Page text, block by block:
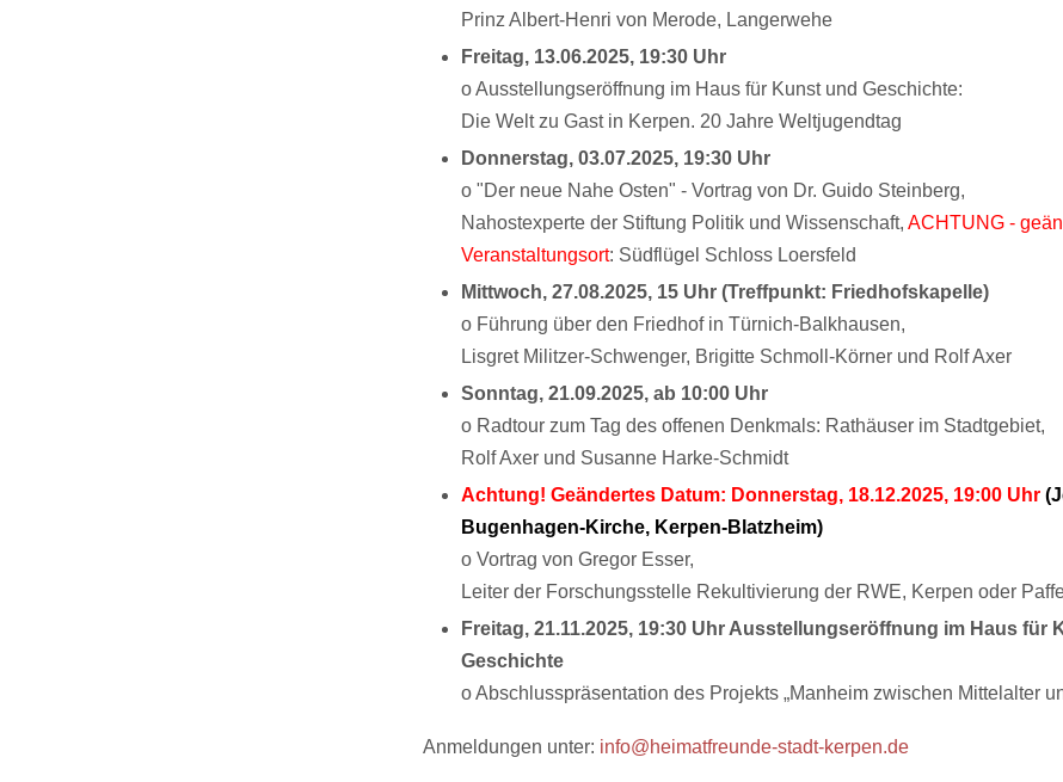
Prinz Albert-Henri von Merode, Langerwehe
Freitag, 13.06.2025, 19:30 Uhr
o Ausstellungseröffnung im Haus für Kunst und Geschichte:
Die Welt zu Gast in Kerpen. 20 Jahre Weltjugendtag
Donnerstag, 03.07.2025, 19:30 Uhr
o "Der neue Nahe Osten" - Vortrag von Dr. Guido Steinberg,
Nahostexperte der Stiftung Politik und Wissenschaft, ACHTUNG -
Veranstaltungsort: Südflügel Schloss Loersfeld
Mittwoch, 27.08.2025, 15 Uhr (Treffpunkt: Friedhofskapelle)
o Führung über den Friedhof in Türnich-Balkhausen,
Lisgret Militzer-Schwenger, Brigitte Schmoll-Körner und Rolf Axer
Sonntag, 21.09.2025, ab 10:00 Uhr
o Radtour zum Tag des offenen Denkmals: Rathäuser im Stadtgebiet,
Rolf Axer und Susanne Harke-Schmidt
Achtung! Geändertes Datum: Donnerstag, 18.12.2025, 19:00 Uhr
Bugenhagen-Kirche, Kerpen-Blatzheim)
o Vortrag von Gregor Esser,
Leiter der Forschungsstelle Rekultivierung der RWE, Kerpen oder
Freitag, 21.11.2025, 19:30 Uhr Ausstellungseröffnung im Haus für
Geschichte
o Abschlusspräsentation des Projekts „Manheim zwischen Mittelalter
Anmeldungen unter: info@heimatfreunde-stadt-kerpen.de